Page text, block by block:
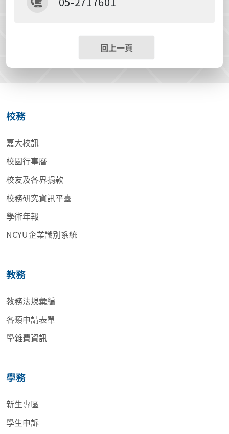
回上一頁
校務
嘉大校訊
校園行事曆
校友及各界捐款
校務研究資訊平臺
學術年報
NCYU企業識別系統
教務
教務法規彙編
各類申請表單
學雜費資訊
學務
新生專區
學生申訴